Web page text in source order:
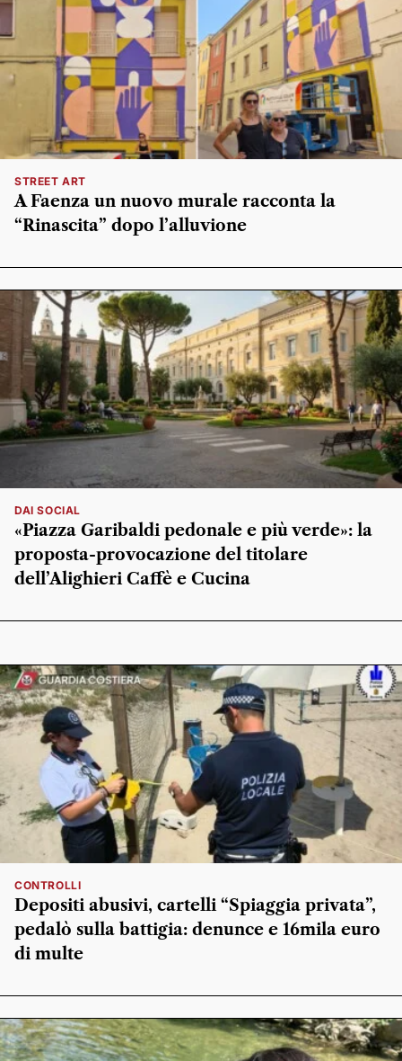
STREET ART
A Faenza un nuovo murale racconta la
“Rinascita” dopo l’alluvione
DAI SOCIAL
«Piazza Garibaldi pedonale e più verde»: la
proposta-provocazione del titolare
dell’Alighieri Caffè e Cucina
CONTROLLI
Depositi abusivi, cartelli “Spiaggia privata”,
pedalò sulla battigia: denunce e 16mila euro
di multe